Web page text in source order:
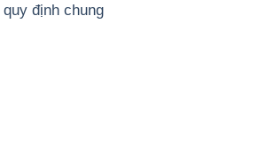
định chung